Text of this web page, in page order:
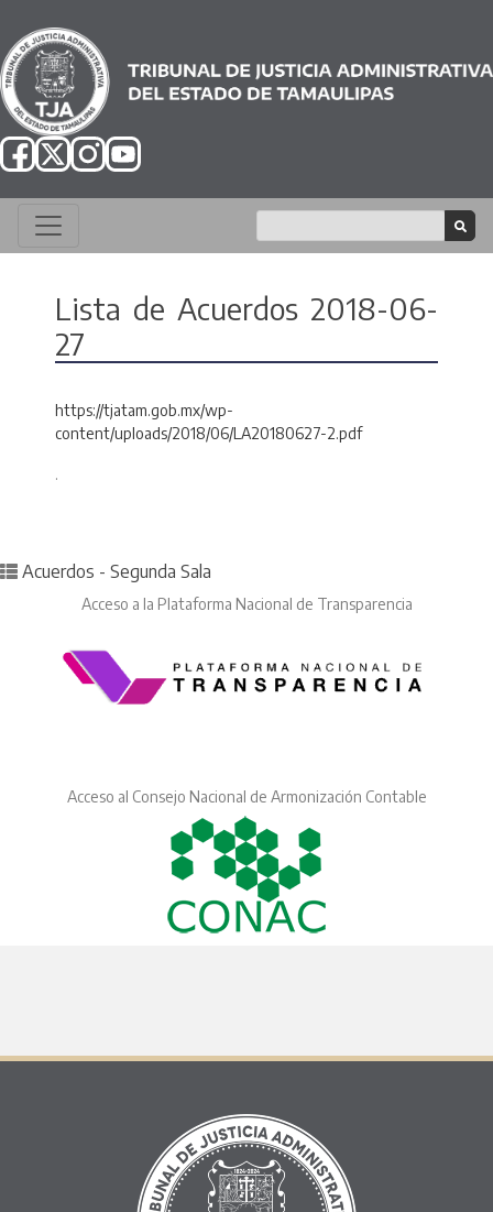
Lista de Acuerdos 2018-06-
27
https://tjatam.gob.mx/wp-
content/uploads/2018/06/LA20180627-2.pdf
.
Posted in
Acuerdos - Segunda Sala
Acceso a la Plataforma Nacional de Transparencia
Acceso al Consejo Nacional de Armonización Contable